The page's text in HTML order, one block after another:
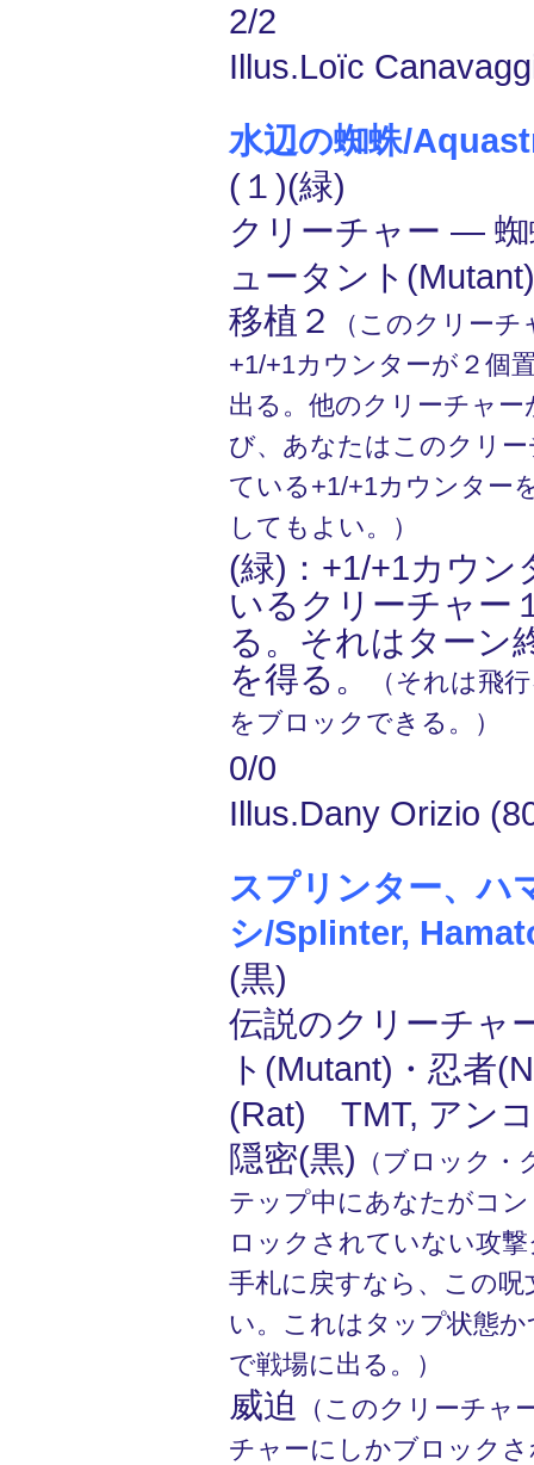
2/2
Illus.Loïc
水辺の蜘蛛/
(１)(緑)
クリーチャー ―
ュータント
移植２
（このクリー
+1/+1カウンターが２個
出る。他のクリーチャ
び、あなたはこのクリ
ている+1/+1カウンター
してもよい。）
(緑)：+1/+1カウン
いるクリーチャー
る。それはターン
を得る。
（それは飛
をブロックできる。）
0/0
Illus.Dany Orizio
スプリンター、ハ
シ/Splinter,
(黒)
伝説のクリーチャ
ト(Mutant)・忍者
(Rat) TMT, アン
隠密(黒) （ブロック
テップ中にあなたがコ
ロックされていない攻
手札に戻すなら、この
い。これはタップ状態
で戦場に出る。）
威迫
（このクリーチャ
チャーにしかブロック